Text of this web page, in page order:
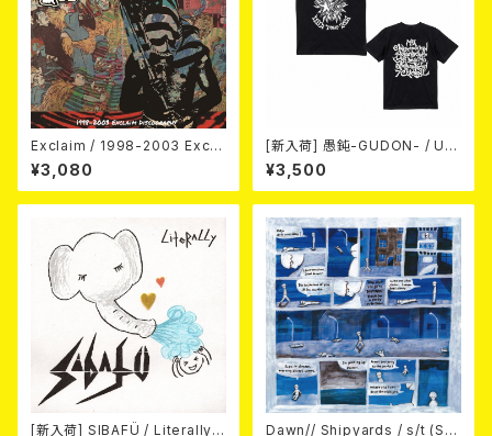
Exclaim / 1998-2003 Excla
im Discography
¥3,080
[新入荷] 愚鈍-GUDON- / US
TOUR 2026 T-shirt
¥3,500
[新入荷] SIBAFÜ / Literally
Dawn// Shipyards / s/t (Spl